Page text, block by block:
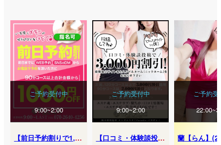
ご予約受付中
9:00~2:00
【前日予約割りで1,000円割引＆オキニをＧＥＴ！】
ご予約受付中
9:00~2:00
【口コミ・体験談投稿で最大3,000円割引】
ご予約
蘭【らん】(